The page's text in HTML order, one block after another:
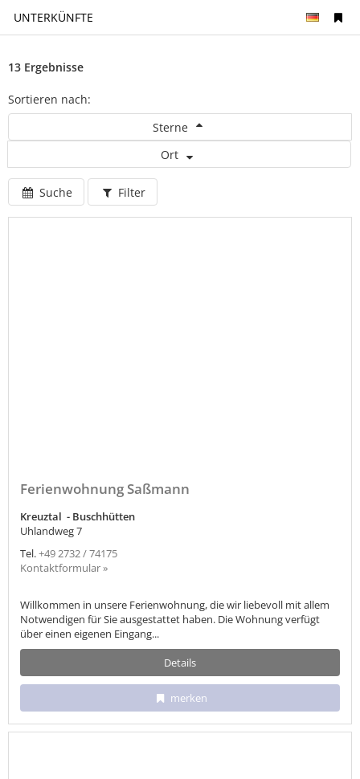
UNTERKÜNFTE
13 Ergebnisse
Sortieren nach:
Sterne
Ort
Suche Filter
Ferienwohnung Saßmann
Kreuztal - Buschhütten
Uhlandweg 7
Tel.+49 2732 / 74175
Kontaktformular »
Willkommen in unsere Ferienwohnung, die wir liebevoll mit allem
Notwendigen für Sie ausgestattet haben. Die Wohnung verfügt
über einen eigenen Eingang...
Details
merken